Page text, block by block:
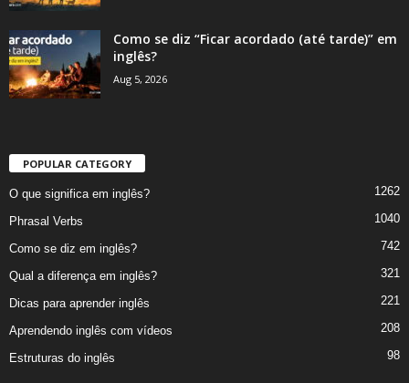
Como se diz “Ficar acordado (até tarde)” em
inglês?
Aug 5, 2026
POPULAR CATEGORY
O que significa em inglês? 1262
Phrasal Verbs 1040
Como se diz em inglês? 742
Qual a diferença em inglês? 321
Dicas para aprender inglês 221
Aprendendo inglês com vídeos 208
Estruturas do inglês 98